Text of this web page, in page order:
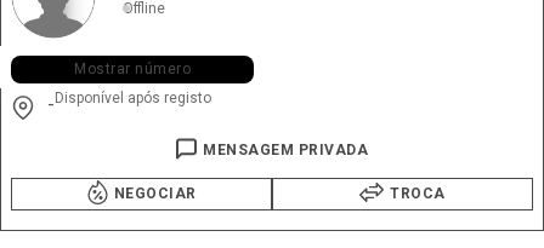
Offline
+351 916 ••• •80
Mostrar número
Disponível após registo
-
MENSAGEM PRIVADA
NEGOCIAR TROCA